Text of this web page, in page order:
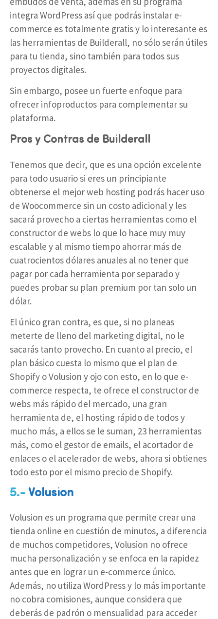
integra WordPress así que podrás instalar e-
commerce es totalmente gratis y lo interesante es
las herramientas de Builderall, no sólo serán útiles
para tu tienda, sino también para todos sus
proyectos digitales.
Sin embargo, posee un fuerte enfoque para
ofrecer infoproductos para complementar su
plataforma.
Pros y Contras de Builderall
Tenemos que decir, que es una opción excelente
para todo usuario si eres un principiante
obtenerse el mejor web hosting podrás hacer uso
de Woocommerce sin un costo adicional y les
sacará provecho a ciertas herramientas como el
constructor de webs lo que lo hace muy muy
escalable y al mismo tiempo ahorrar más de
cuatrocientos dólares anuales al no tener que
pagar por cada herramienta por separado y
puedes probar su plan premium por tan solo un
dólar.
El único gran contra, es que, si no planeas
meterte de lleno del marketing digital, no le
sacarás tanto provecho. En cuanto al precio, el
plan básico cuesta lo mismo que el plan de
Shopify o Volusion y ojo con esto, en lo que e-
commerce respecta, te ofrece el constructor de
webs más rápido del mercado, una gran
herramienta de, el hosting rápido de todos y
mucho más, a ellos se le suman, 23 herramientas
más, como el gestor de emails, el acortador de
enlaces o el acelerador de webs, ahora si obtienes
todo esto por el mismo precio de Shopify.
5.- Volusion
Volusion es un programa que permite crear una
tienda online en cuestión de minutos, a diferencia
de muchos competidores, Volusion no ofrece
mucha personalización y se enfoca en la rapidez
antes que en lograr un e-commerce único.
Además, no utiliza WordPress y lo más importante
no cobra comisiones, aunque considera que
deberás de padrón o mensualidad para acceder